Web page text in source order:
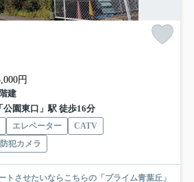
円
建
園東口」駅 徒歩16分
エレベーター
CATV
防犯カメラ
トさせたいならこちらの「プライム青葉丘」